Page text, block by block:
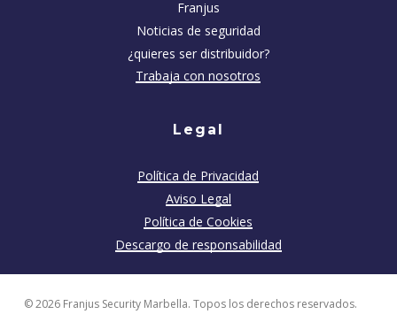
Franjus
Noticias de seguridad
¿quieres ser distribuidor?
Trabaja con nosotros
Legal
Política de Privacidad
Aviso Legal
Política de Cookies
Descargo de responsabilidad
© 2026 Franjus Security Marbella. Topos los derechos reservados.